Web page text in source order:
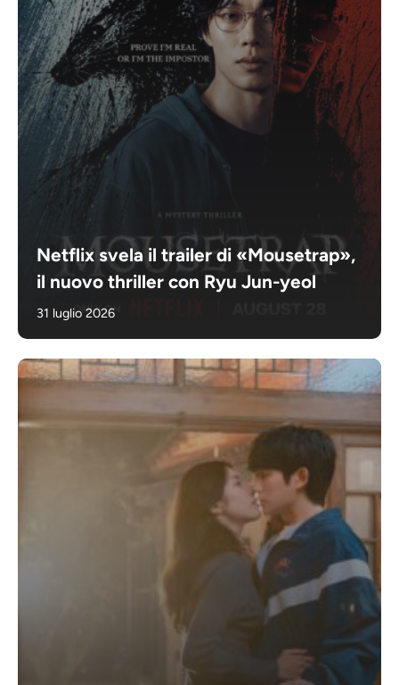
Netflix svela il trailer di «Mousetrap»,
il nuovo thriller con Ryu Jun-yeol
31 luglio 2026